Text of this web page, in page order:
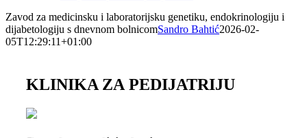
Zavod za medicinsku i laboratorijsku genetiku, endokrinologiju i
dijabetologiju s dnevnom bolnicomSandro Bahtić2026-02-
05T12:29:11+01:00
KLINIKA ZA PEDIJATRIJU